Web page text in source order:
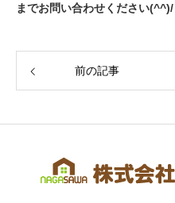
までお問い合わせください(^^)/
前の記事